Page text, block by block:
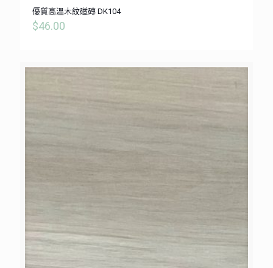
優質高溫木紋磁磚 DK104
$46.00